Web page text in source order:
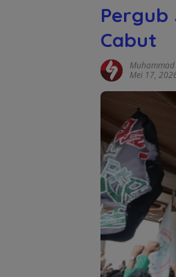
Pergub
Cabut
Mei 17,